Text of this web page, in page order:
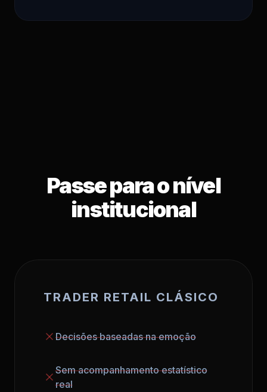
Passe para o nível
institucional
TRADER RETAIL CLÁSICO
Decisões baseadas na emoção
Sem acompanhamento estatístico
real